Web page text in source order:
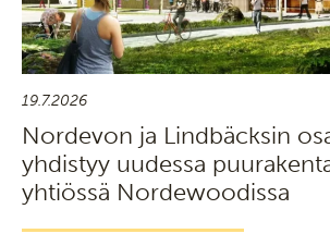
19.7.2026
Nordevon ja Lindbäcksin
yhdistyy uudessa
yhtiössä Nordewoodissa